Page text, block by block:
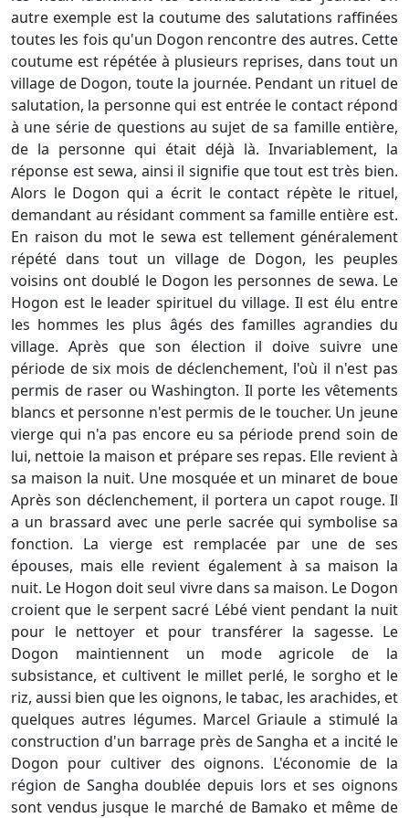
autre exemple est la coutume des salutations raffinées
toutes les fois qu'un Dogon rencontre des autres. Cette
coutume est répétée à plusieurs reprises, dans tout un
village de Dogon, toute la journée. Pendant un rituel de
salutation, la personne qui est entrée le contact répond
à une série de questions au sujet de sa famille entière,
de la personne qui était déjà là. Invariablement, la
réponse est sewa, ainsi il signifie que tout est très bien.
Alors le Dogon qui a écrit le contact répète le rituel,
demandant au résidant comment sa famille entière est.
En raison du mot le sewa est tellement généralement
répété dans tout un village de Dogon, les peuples
voisins ont doublé le Dogon les personnes de sewa. Le
Hogon est le leader spirituel du village. Il est élu entre
les hommes les plus âgés des familles agrandies du
village. Après que son élection il doive suivre une
période de six mois de déclenchement, l'où il n'est pas
permis de raser ou Washington. Il porte les vêtements
blancs et personne n'est permis de le toucher. Un jeune
vierge qui n'a pas encore eu sa période prend soin de
lui, nettoie la maison et prépare ses repas. Elle revient à
sa maison la nuit. Une mosquée et un minaret de boue
Après son déclenchement, il portera un capot rouge. Il
a un brassard avec une perle sacrée qui symbolise sa
fonction. La vierge est remplacée par une de ses
épouses, mais elle revient également à sa maison la
nuit. Le Hogon doit seul vivre dans sa maison. Le Dogon
croient que le serpent sacré Lébé vient pendant la nuit
pour le nettoyer et pour transférer la sagesse. Le
Dogon maintiennent un mode agricole de la
subsistance, et cultivent le millet perlé, le sorgho et le
riz, aussi bien que les oignons, le tabac, les arachides, et
quelques autres légumes. Marcel Griaule a stimulé la
construction d'un barrage près de Sangha et a incité le
Dogon pour cultiver des oignons. L'économie de la
région de Sangha doublée depuis lors et ses oignons
sont vendus jusque le marché de Bamako et même de